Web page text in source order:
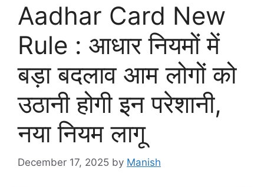
Aadhar Card New
Rule : आधार नियमों में
बड़ा बदलाव आम लोगों को
उठानी होगी इन परेशानी,
नया नियम लागू
December 17, 2025 by Manish